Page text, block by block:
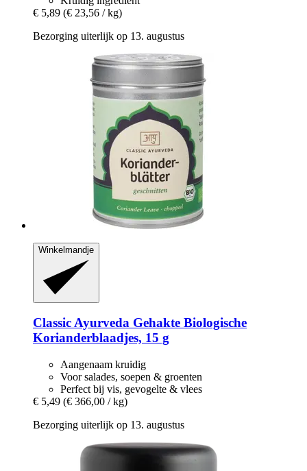
€ 5,89 (€ 23,56 / kg)
Bezorging uiterlijk op 13. augustus
Winkelmandje
Classic Ayurveda Gehakte Biologische
Korianderblaadjes, 15 g
Aangenaam kruidig
Voor salades, soepen & groenten
Perfect bij vis, gevogelte & vlees
€ 5,49 (€ 366,00 / kg)
Bezorging uiterlijk op 13. augustus